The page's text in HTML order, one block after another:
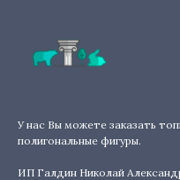
У нас Вы можете заказать
полигональные фигуры.
ИП Галдин Николай